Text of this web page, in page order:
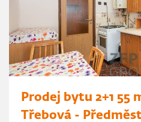
Prodej bytu 2+1 55
Třebová -